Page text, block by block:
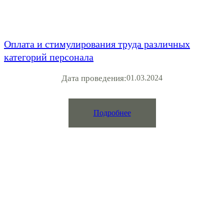
Оплата и стимулирования труда различных
категорий персонала
Дата проведения:01.03.2024
Подробнее